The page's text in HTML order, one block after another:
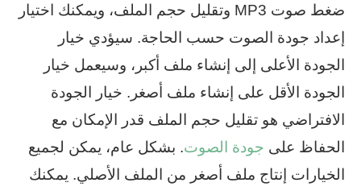
ضغط صوت MP3 وتقليل حجم الملف، ويمكنك اختيار
إعداد جودة الصوت حسب الحاجة. سيؤدي خيار
الجودة الأعلى إلى إنشاء ملف أكبر، وسيعمل خيار
الجودة الأقل على إنشاء ملف أصغر. خيار الجودة
الافتراضي هو تقليل حجم الملف قدر الإمكان مع
الحفاظ على جودة الصوت. بشكل عام، يمكن لجميع
الخيارات إنتاج ملف أصغر من الملف الأصلي. يمكنك